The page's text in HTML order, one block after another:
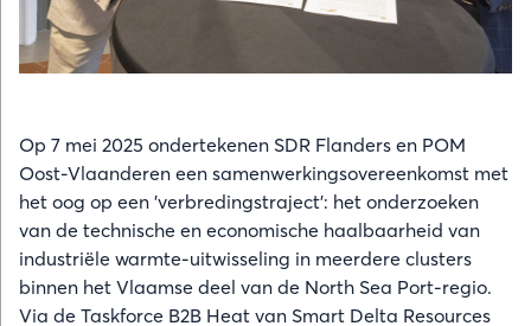
Op 7 mei 2025 ondertekenen SDR Flanders en POM
Oost-Vlaanderen een samenwerkingsovereenkomst met
het oog op een 'verbredingstraject': het onderzoeken
van de technische en economische haalbaarheid van
industriële warmte-uitwisseling in meerdere clusters
binnen het Vlaamse deel van de North Sea Port-regio.
Via de Taskforce B2B Heat van Smart Delta Resources